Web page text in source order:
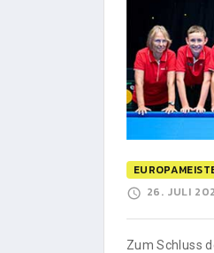
26. JULI
Zum Schluss